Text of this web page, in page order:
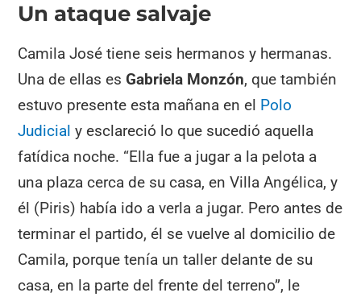
Un ataque salvaje
Camila José tiene seis hermanos y hermanas.
Una de ellas es Gabriela Monzón, que también
estuvo presente esta mañana en el Polo
Judicial y esclareció lo que sucedió aquella
fatídica noche. “Ella fue a jugar a la pelota a
una plaza cerca de su casa, en Villa Angélica, y
él (Piris) había ido a verla a jugar. Pero antes de
terminar el partido, él se vuelve al domicilio de
Camila, porque tenía un taller delante de su
casa, en la parte del frente del terreno”, le